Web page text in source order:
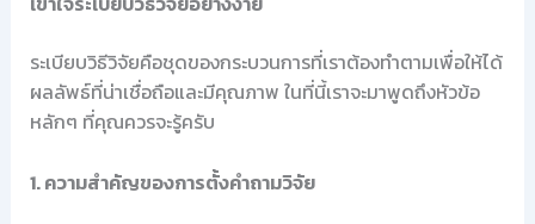
ระเบียบวิธีวิจัยคือชุดของกระบวนการที่เราต้องทำตามเพื่อให้ได้
ผลลัพธ์ที่น่าเชื่อถือและมีคุณภาพ ในที่นี้เราจะมาพูดถึงหัวข้อ
หลักๆ ที่คุณควรจะรู้ครับ
1. ความสำคัญของการตั้งคำถามวิจัย